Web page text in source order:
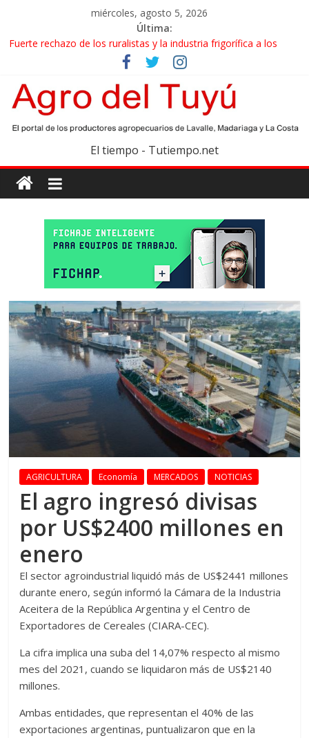
miércoles, agosto 5, 2026
Última:
Fuerte rechazo de los ruralistas y la industria frigorífica a los
cambios que impulsa el Gobierno en el IPCVA
El gobierno bonaerense realizará un censo para actualizar el
mapa de la producción hortiflorícola
Las exportaciones agroindustriales anotaron un récord histórico
en el primer semestre
Maíz: estiman una cosecha récord de 71,5 millones de toneladas
Las exportaciones de carne vacuna crecieron más de 40% en el
primer semestre
El tiempo - Tutiempo.net
AGRICULTURA Economía MERCADOS NOTICIAS
El agro ingresó divisas
por US$2400 millones en
enero
El sector agroindustrial liquidó más de US$2441 millones
durante enero, según informó la Cámara de la Industria
Aceitera de la República Argentina y el Centro de
Exportadores de Cereales (CIARA-CEC).
La cifra implica una suba del 14,07% respecto al mismo
mes del 2021, cuando se liquidaron más de US$2140
millones.
Ambas entidades, que representan el 40% de las
exportaciones argentinas, puntualizaron que en la